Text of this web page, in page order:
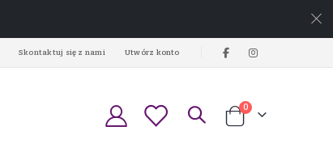
Skontaktuj się z nami Utwórz konto
Koszyk
0produkty